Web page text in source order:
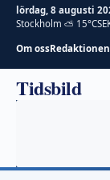
lördag, 8 augusti
Stockholm ⛅ 15°C
Om ossRedaktionen
Hoppa
Tidsbild